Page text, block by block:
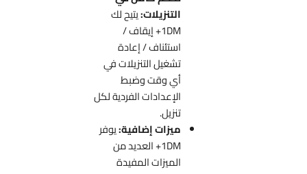
التنزيلات:يتيح لك
1DM+ إيقاف /
استئناف / إعادة
تشغيل التنزيلات في
أي وقت وضبط
الإعدادات الفردية لكل
تنزيل.
ميزات إضافية:يوفر
1DM+ العديد من
الميزات المفيدة